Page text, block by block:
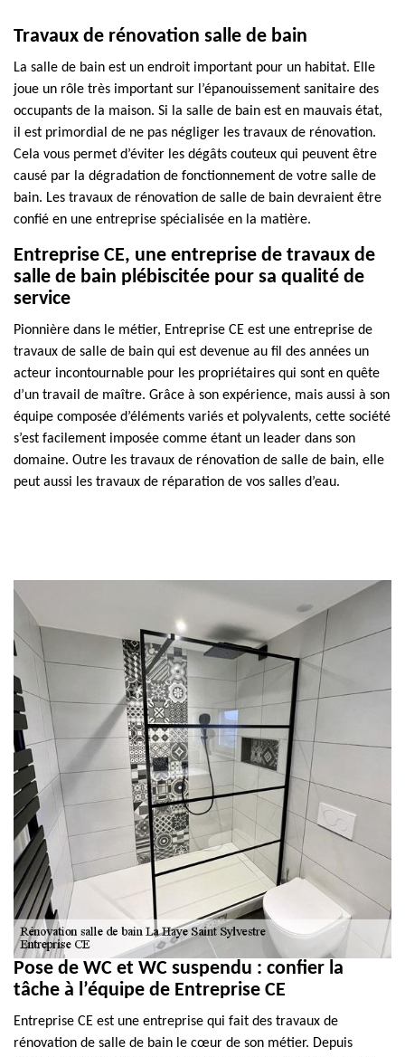
Travaux de rénovation salle de bain
La salle de bain est un endroit important pour un habitat. Elle
joue un rôle très important sur l’épanouissement sanitaire des
occupants de la maison. Si la salle de bain est en mauvais état,
il est primordial de ne pas négliger les travaux de rénovation.
Cela vous permet d’éviter les dégâts couteux qui peuvent être
causé par la dégradation de fonctionnement de votre salle de
bain. Les travaux de rénovation de salle de bain devraient être
confié en une entreprise spécialisée en la matière.
Entreprise CE, une entreprise de travaux de
salle de bain plébiscitée pour sa qualité de
service
Pionnière dans le métier, Entreprise CE est une entreprise de
travaux de salle de bain qui est devenue au fil des années un
acteur incontournable pour les propriétaires qui sont en quête
d’un travail de maître. Grâce à son expérience, mais aussi à son
équipe composée d’éléments variés et polyvalents, cette société
s’est facilement imposée comme étant un leader dans son
domaine. Outre les travaux de rénovation de salle de bain, elle
peut aussi les travaux de réparation de vos salles d’eau.
Pose de WC et WC suspendu : confier la
tâche à l’équipe de Entreprise CE
Entreprise CE est une entreprise qui fait des travaux de
rénovation de salle de bain le cœur de son métier. Depuis